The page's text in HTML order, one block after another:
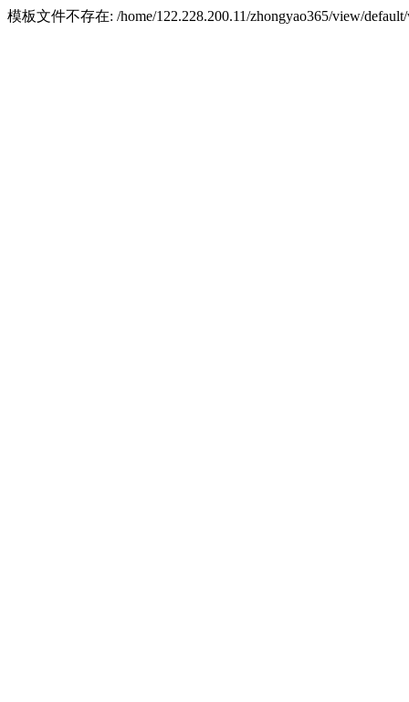
模板文件不存在: /home/122.228.200.11/zhongyao365/view/default/